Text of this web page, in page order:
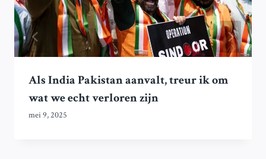
Als India Pakistan aanvalt, treur ik om
wat we echt verloren zijn
mei 9, 2025